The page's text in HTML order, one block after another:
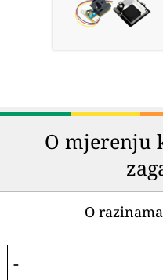
O mjerenju
O
-